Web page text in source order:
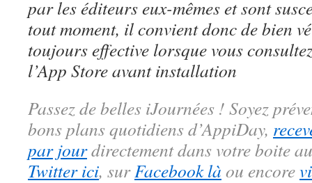
par les éditeurs eux-mêmes et sont
tout moment, il convient donc de bien
toujours effective lorsque vous
l’App Store avant installation
Passez de belles iJournées ! Soyez
bons plans quotidiens d’AppiDay,
par jourdirectement dans votre boite
Twitter ici, surFacebook là ou encore